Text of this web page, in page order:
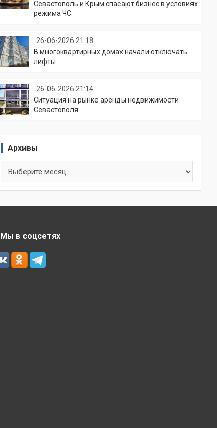
Севастополь и Крым спасают бизнес в условиях
режима ЧС
26-06-2026 21:18
В многоквартирных домах начали отключать
лифты
26-06-2026 21:14
Ситуация на рынке аренды недвижимости
Севастополя
Архивы
Мы в соцсетях